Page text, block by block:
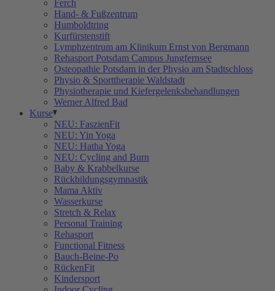
Ferch
Hand- & Fußzentrum
Humboldtring
Kurfürstenstift
Lymphzentrum am Klinikum Ernst von Bergmann
Rehasport Potsdam Campus Jungfernsee
Osteopathie Potsdam in der Physio am Stadtschloss
Physio & Sporttherapie Waldstadt
Physiotherapie und Kiefergelenksbehandlungen
Werner Alfred Bad
Kurse
NEU: FaszienFit
NEU: Yin Yoga
NEU: Hatha Yoga
NEU: Cycling and Burn
Baby & Krabbelkurse
Rückbildungsgymnastik
Mama Aktiv
Wasserkurse
Stretch & Relax
Personal Training
Rehasport
Functional Fitness
Bauch-Beine-Po
RückenFit
Kindersport